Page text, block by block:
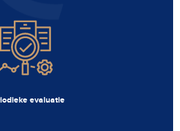
evaluatie